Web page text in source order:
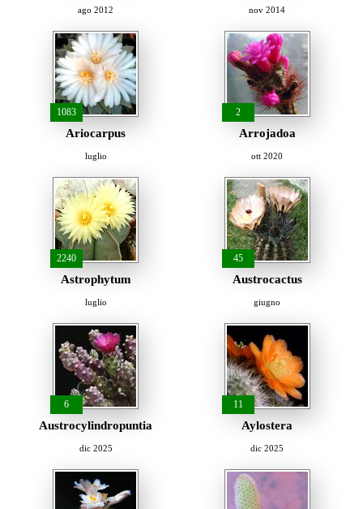
ago 2012 nov 2014
1083
Ariocarpus
luglio
2
Arrojadoa
ott 2020
2240
Astrophytum
luglio
45
Austrocactus
giugno
6
Austrocylindropuntia
dic 2025
11
Aylostera
dic 2025